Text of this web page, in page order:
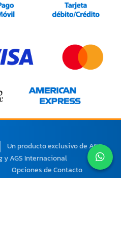
Un producto exclusivode AGS
AGS Internacional
Opciones de Contacto